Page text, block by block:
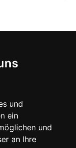
und
ein
und
an Ihre